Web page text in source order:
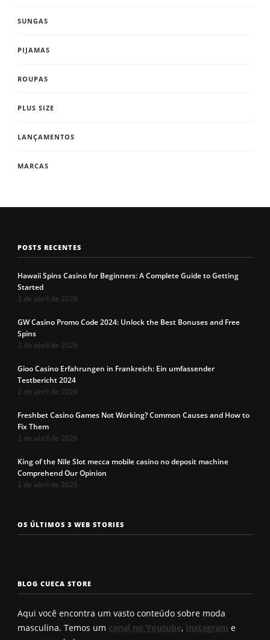
SUNGAS
PIJAMAS
ROUPAS
PLUS SIZE
LANÇAMENTOS
MARCAS
POSTS RECENTES
Hawaii Spins Casino for Beginners: A Complete Guide to Getting
Started
2 de abril de 2026
GW Casino Promo Code 2024: Unlock the Best Bonuses and Free
Spins
2 de abril de 2026
Gioo Casino Erfahrungen in Frankreich: Ein umfassender
Testbericht 2024
2 de abril de 2026
Freshbet Casino Games Not Working? Common Causes and How to
Fix Them
2 de abril de 2026
King of the Nile Slot mecca mobile casino no deposit machine
Comprehend Our Opinion
2 de abril de 2026
OS ÚLTIMOS 3 WEB STORIES
Os 7 tipos de
rosto
Cueca com
enchimento
a cueca
Roberto
BLOG CUECA STORE
Aqui você encontra um vasto conteúdo sobre moda
masculina. Temos um canal no Youtube, Instagram e